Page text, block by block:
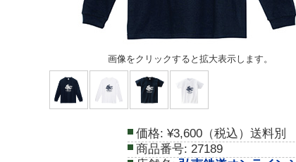
画像をクリックすると拡大表示します。
価格: ¥3,600（税込）送料別
商品番号: 27189